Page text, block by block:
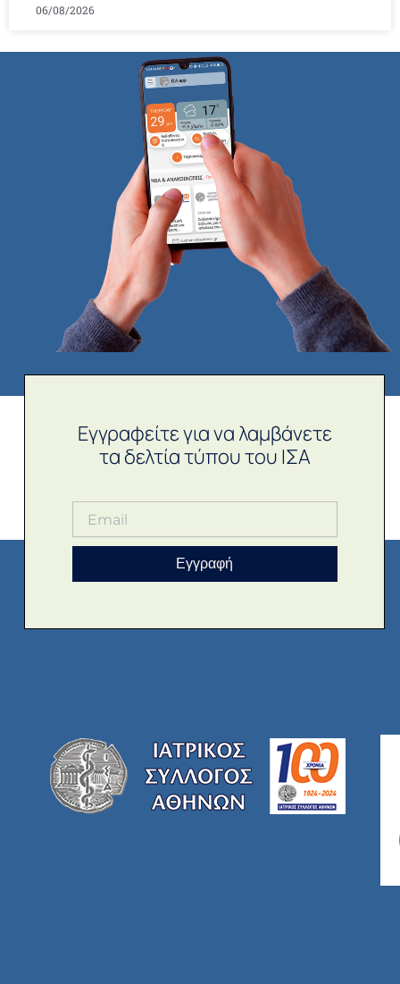
06/08/2026
Εγγραφείτε για να λαμβάνετε
τα δελτία τύπου του ΙΣΑ
Εγγραφή